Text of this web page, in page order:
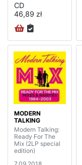
CD
46,89 zł
MODERN
TALKING
Modern Talking:
Ready For The
Mix (2LP special
edition)